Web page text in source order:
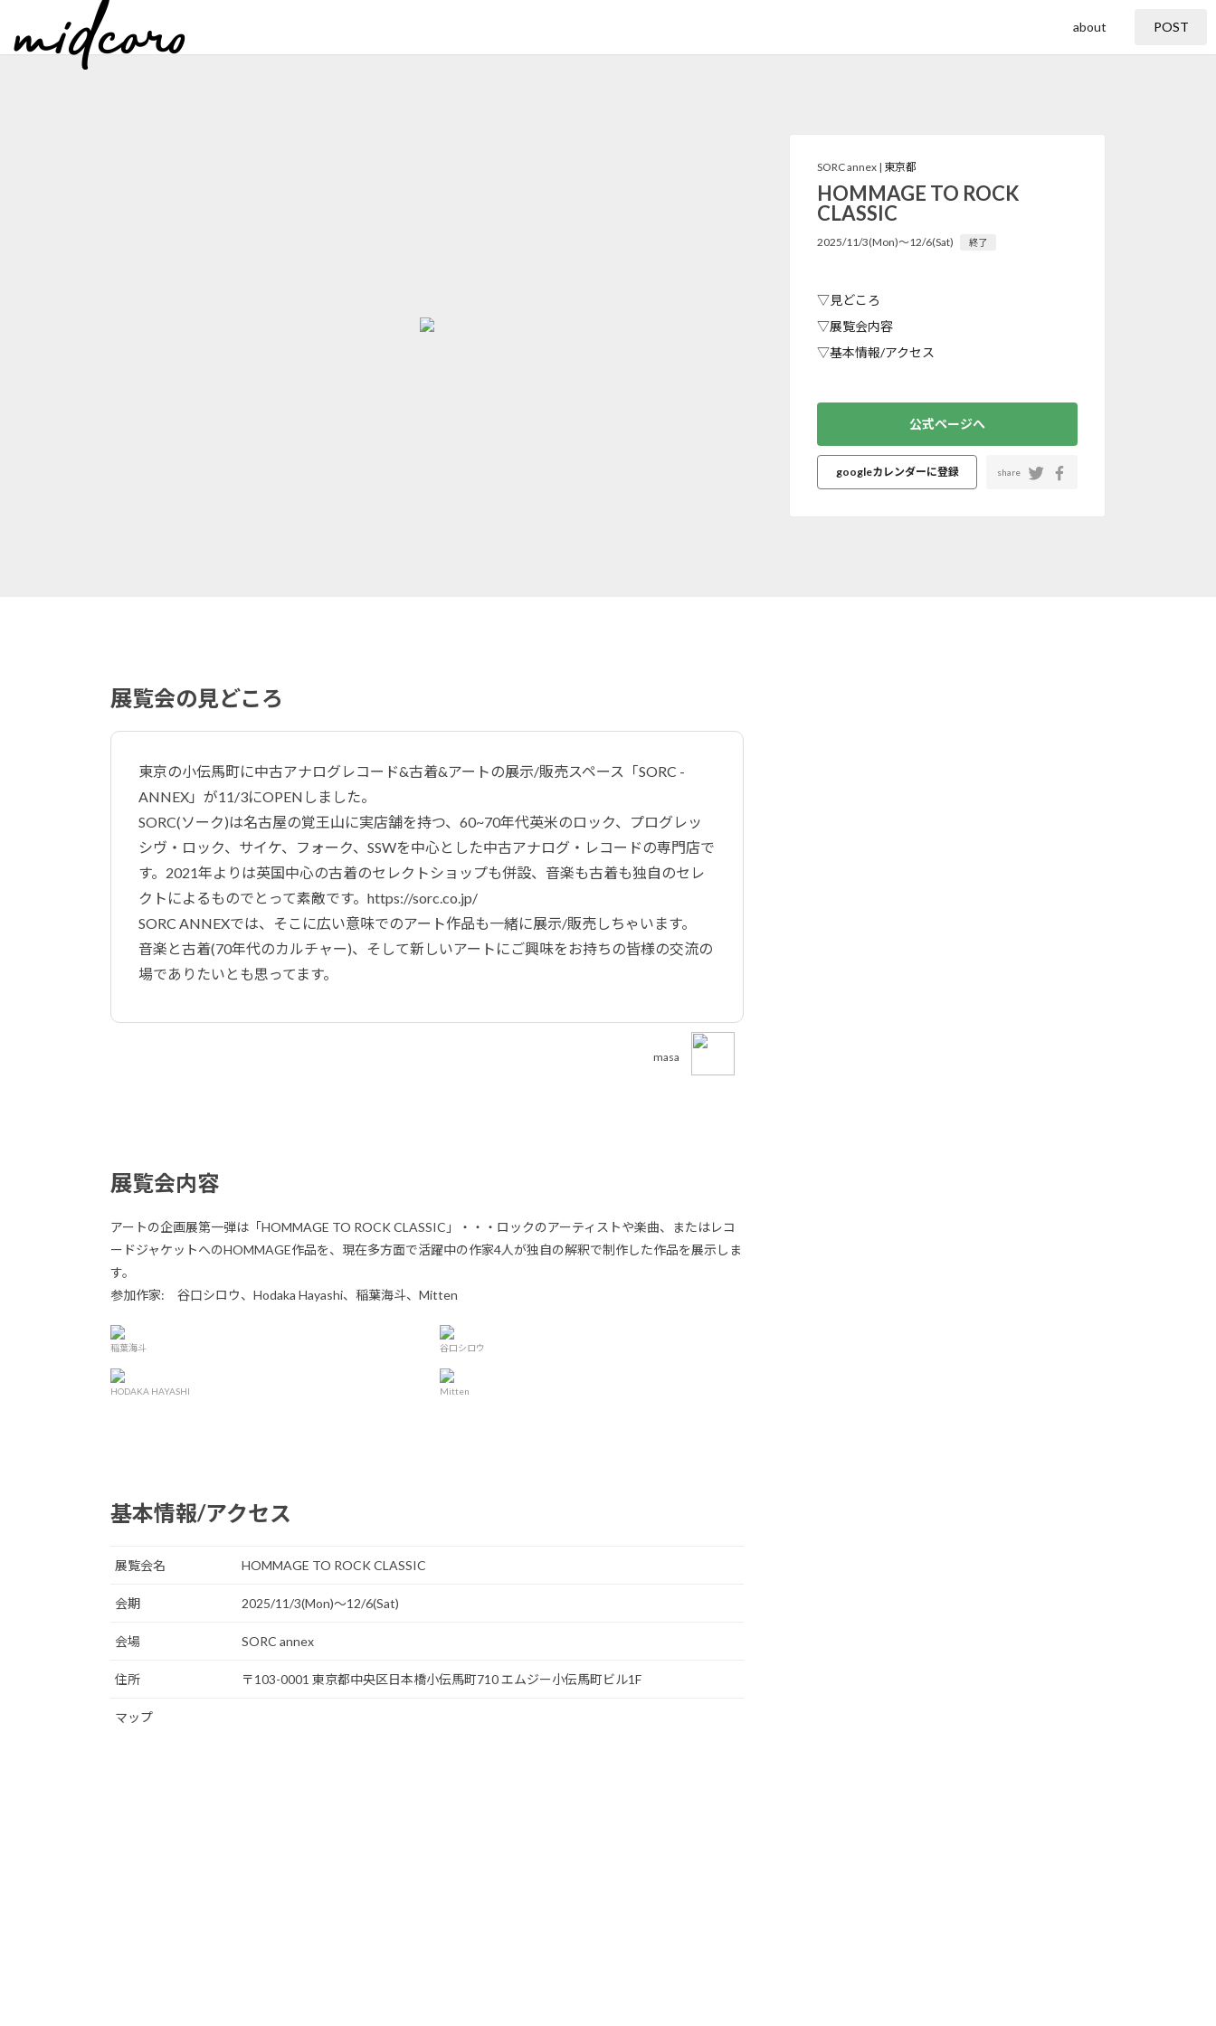
about POST
SORC annex | 東京都
HOMMAGE TO ROCK
CLASSIC
2025/11/3(Mon)〜12/6(Sat) 終了
▽見どころ
▽展覧会内容
▽基本情報/アクセス
公式ページへ
googleカレンダーに登録 share
展覧会の見どころ
東京の小伝馬町に中古アナログレコード&古着&アートの展示/販売スペース「SORC -
ANNEX」が11/3にOPENしました。
SORC(ソーク)は名古屋の覚王山に実店舗を持つ、60~70年代英米のロック、プログレッ
シヴ・ロック、サイケ、フォーク、SSWを中心とした中古アナログ・レコードの専門店で
す。2021年よりは英国中心の古着のセレクトショップも併設、音楽も古着も独自のセレ
クトによるものでとって素敵です。https://sorc.co.jp/
SORC ANNEXでは、そこに広い意味でのアート作品も一緒に展示/販売しちゃいます。
音楽と古着(70年代のカルチャー)、そして新しいアートにご興味をお持ちの皆様の交流の
場でありたいとも思ってます。
masa
展覧会内容
アートの企画展第一弾は「HOMMAGE TO ROCK CLASSIC」・・・ロックのアーティストや楽曲、またはレコ
ードジャケットへのHOMMAGE作品を、現在多方面で活躍中の作家4人が独自の解釈で制作した作品を展示しま
す。
参加作家: 谷口シロウ、Hodaka Hayashi、稲葉海斗、Mitten
稲葉海斗 谷口シロウ
HODAKA HAYASHI Mitten
基本情報/アクセス
展覧会名 HOMMAGE TO ROCK CLASSIC
会期 2025/11/3(Mon)〜12/6(Sat)
会場 SORC annex
住所 〒103-0001 東京都中央区日本橋小伝馬町710 エムジー小伝馬町ビル1F
マップ